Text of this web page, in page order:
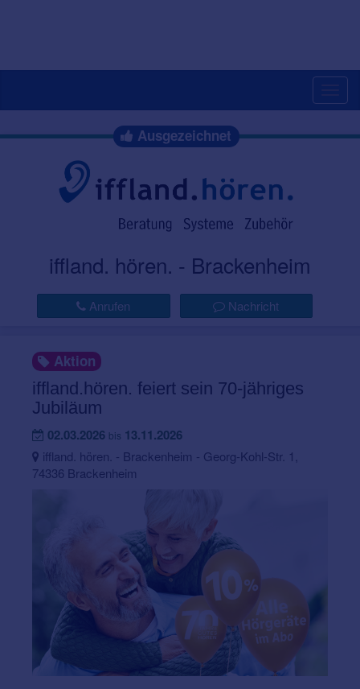
Ausgezeichnet
iffland. hören. - Brackenheim
Anrufen Nachricht
Aktion
iffland.hören. feiert sein 70-jähriges
Jubiläum
02.03.2026 bis 13.11.2026
iffland. hören. - Brackenheim - Georg-Kohl-Str. 1,
74336 Brackenheim